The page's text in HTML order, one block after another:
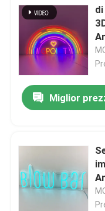
Miglior